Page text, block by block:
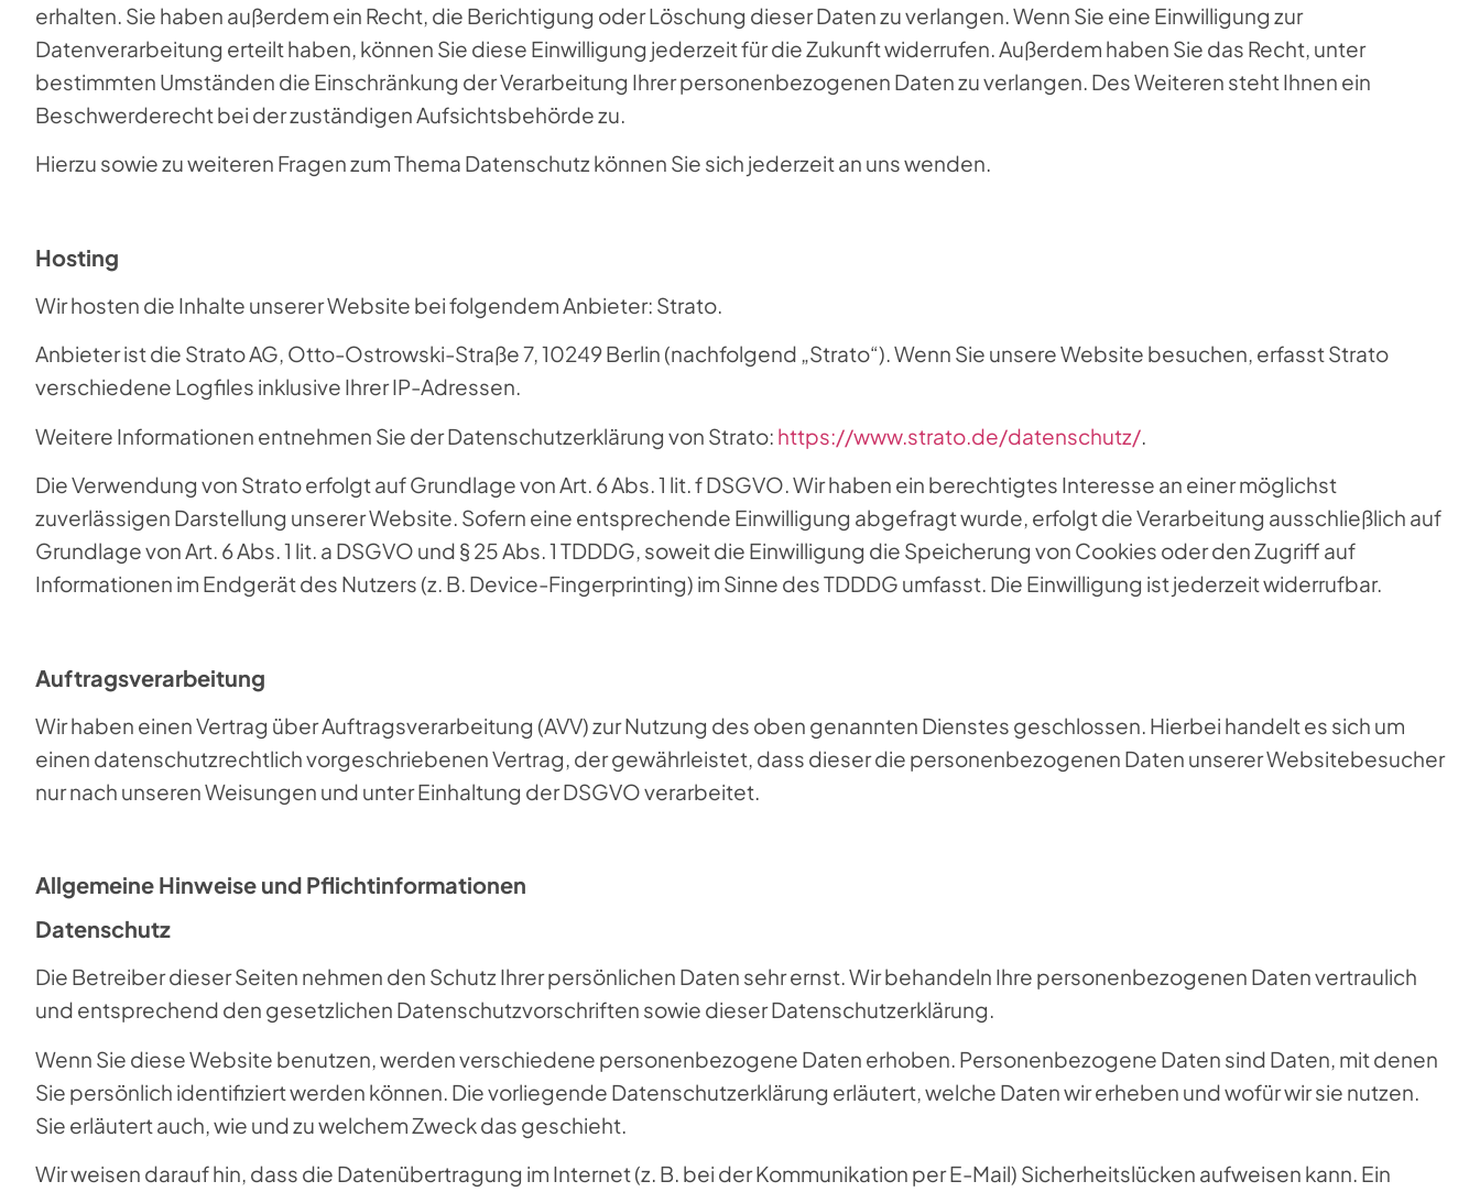
erhalten. Sie haben außerdem ein Recht, die Berichtigung oder Löschung dieser Daten zu verlangen. Wenn Sie eine Einwilligung zur
Datenverarbeitung erteilt haben, können Sie diese Einwilligung jederzeit für die Zukunft widerrufen. Außerdem haben Sie das Recht, unter
bestimmten Umständen die Einschränkung der Verarbeitung Ihrer personenbezogenen Daten zu verlangen. Des Weiteren steht Ihnen ein
Beschwerderecht bei der zuständigen Aufsichtsbehörde zu.
Hierzu sowie zu weiteren Fragen zum Thema Datenschutz können Sie sich jederzeit an uns wenden.
Hosting
Wir hosten die Inhalte unserer Website bei folgendem Anbieter: Strato.
Anbieter ist die Strato AG, Otto-Ostrowski-Straße 7, 10249 Berlin (nachfolgend „Strato“). Wenn Sie unsere Website besuchen, erfasst Strato
verschiedene Logfiles inklusive Ihrer IP-Adressen.
Weitere Informationen entnehmen Sie der Datenschutzerklärung von Strato: https://www.strato.de/datenschutz/
Die Verwendung von Strato erfolgt auf Grundlage von Art. 6 Abs. 1 lit. f DSGVO. Wir haben ein berechtigtes Interesse an einer möglichst
zuverlässigen Darstellung unserer Website. Sofern eine entsprechende Einwilligung abgefragt wurde, erfolgt die Verarbeitung ausschließlich auf
Grundlage von Art. 6 Abs. 1 lit. a DSGVO und § 25 Abs. 1 TDDDG, soweit die Einwilligung die Speicherung von Cookies oder den Zugriff auf
Informationen im Endgerät des Nutzers (z. B. Device-Fingerprinting) im Sinne des TDDDG umfasst. Die Einwilligung ist jederzeit widerrufbar.
Auftragsverarbeitung
Wir haben einen Vertrag über Auftragsverarbeitung (AVV) zur Nutzung des oben genannten Dienstes geschlossen. Hierbei handelt es sich um
einen datenschutzrechtlich vorgeschriebenen Vertrag, der gewährleistet, dass dieser die personenbezogenen Daten unserer Websitebesucher
nur nach unseren Weisungen und unter Einhaltung der DSGVO verarbeitet.
Allgemeine Hinweise und Pflicht­informationen
Datenschutz
Die Betreiber dieser Seiten nehmen den Schutz Ihrer persönlichen Daten sehr ernst. Wir behandeln Ihre personenbezogenen Daten vertraulich
und entsprechend den gesetzlichen Datenschutzvorschriften sowie dieser Datenschutzerklärung.
Wenn Sie diese Website benutzen, werden verschiedene personenbezogene Daten erhoben. Personenbezogene Daten sind Daten, mit denen
Sie persönlich identifiziert werden können. Die vorliegende Datenschutzerklärung erläutert, welche Daten wir erheben und wofür wir sie nutzen.
Sie erläutert auch, wie und zu welchem Zweck das geschieht.
Wir weisen darauf hin, dass die Datenübertragung im Internet (z. B. bei der Kommunikation per E-Mail) Sicherheitslücken aufweisen kann. Ein